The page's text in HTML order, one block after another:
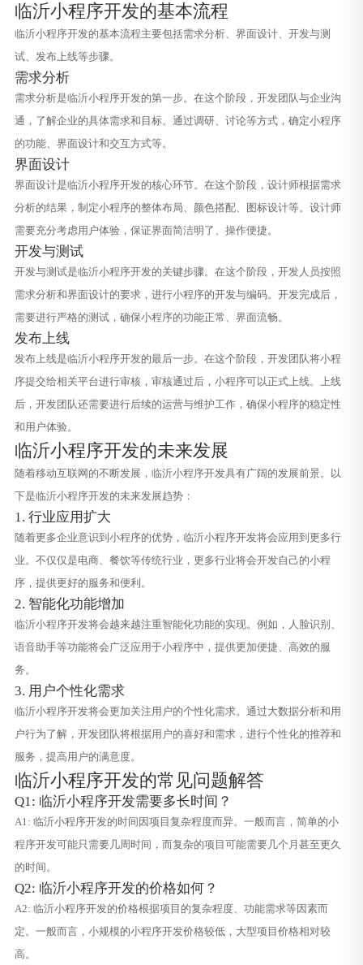
临沂小程序开发的基本流程
临沂小程序开发的基本流程主要包括需求分析、界面设计、开发与测
试、发布上线等步骤。
需求分析
需求分析是临沂小程序开发的第一步。在这个阶段，开发团队与企业沟
通，了解企业的具体需求和目标。通过调研、讨论等方式，确定小程序
的功能、界面设计和交互方式等。
界面设计
界面设计是临沂小程序开发的核心环节。在这个阶段，设计师根据需求
分析的结果，制定小程序的整体布局、颜色搭配、图标设计等。设计师
需要充分考虑用户体验，保证界面简洁明了、操作便捷。
开发与测试
开发与测试是临沂小程序开发的关键步骤。在这个阶段，开发人员按照
需求分析和界面设计的要求，进行小程序的开发与编码。开发完成后，
需要进行严格的测试，确保小程序的功能正常、界面流畅。
发布上线
发布上线是临沂小程序开发的最后一步。在这个阶段，开发团队将小程
序提交给相关平台进行审核，审核通过后，小程序可以正式上线。上线
后，开发团队还需要进行后续的运营与维护工作，确保小程序的稳定性
和用户体验。
临沂小程序开发的未来发展
随着移动互联网的不断发展，临沂小程序开发具有广阔的发展前景。以
下是临沂小程序开发的未来发展趋势：
1. 行业应用扩大
随着更多企业意识到小程序的优势，临沂小程序开发将会应用到更多行
业。不仅仅是电商、餐饮等传统行业，更多行业将会开发自己的小程
序，提供更好的服务和便利。
2. 智能化功能增加
临沂小程序开发将会越来越注重智能化功能的实现。例如，人脸识别、
语音助手等功能将会广泛应用于小程序中，提供更加便捷、高效的服
务。
3. 用户个性化需求
临沂小程序开发将会更加关注用户的个性化需求。通过大数据分析和用
户行为了解，开发团队将根据用户的喜好和需求，进行个性化的推荐和
服务，提高用户的满意度。
临沂小程序开发的常见问题解答
Q1: 临沂小程序开发需要多长时间？
A1: 临沂小程序开发的时间因项目复杂程度而异。一般而言，简单的小
程序开发可能只需要几周时间，而复杂的项目可能需要几个月甚至更久
的时间。
Q2: 临沂小程序开发的价格如何？
A2: 临沂小程序开发的价格根据项目的复杂程度、功能需求等因素而
定。一般而言，小规模的小程序开发价格较低，大型项目价格相对较
高。